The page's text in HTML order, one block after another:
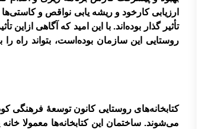
گزارش برگزاری کارگاه های کانون توس
عه فرهنگی کودکان
ارزیابی کارخود و ریشه یابی نواقص و
تأثیر گذار بوده‌اند. با این امید که آگاهی
روستایی این سازمان بوده‌است، بتواند راه
کتابخانه‌های روستایی کانون توسعۀ فرهنگی
‌می‌شوند. ساختمان این کتابخانه‌ها معمولا